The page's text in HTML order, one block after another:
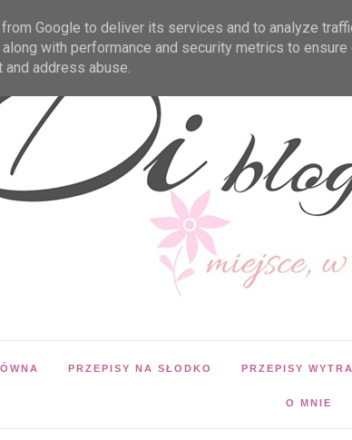
PRZEPISY NA SŁODKO PRZEPISY
O MNIE
Google to deliver its services and to analyze
with performance and security metrics to
address abuse.